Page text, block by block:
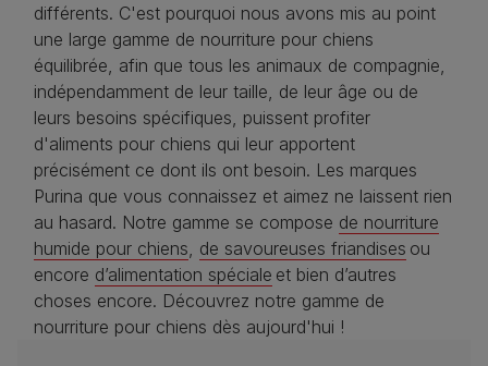
différents. C'est pourquoi nous avons mis au point
une large gamme de nourriture pour chiens
équilibrée, afin que tous les animaux de compagnie,
indépendamment de leur taille, de leur âge ou de
leurs besoins spécifiques, puissent profiter
d'aliments pour chiens qui leur apportent
précisément ce dont ils ont besoin. Les marques
Purina que vous connaissez et aimez ne laissent rien
au hasard. Notre gamme se compose de nourriture
humide pour chiens, de savoureuses friandises ou
encore d’alimentation spéciale et bien d’autres
choses encore. Découvrez notre gamme de
nourriture pour chiens dès aujourd'hui !